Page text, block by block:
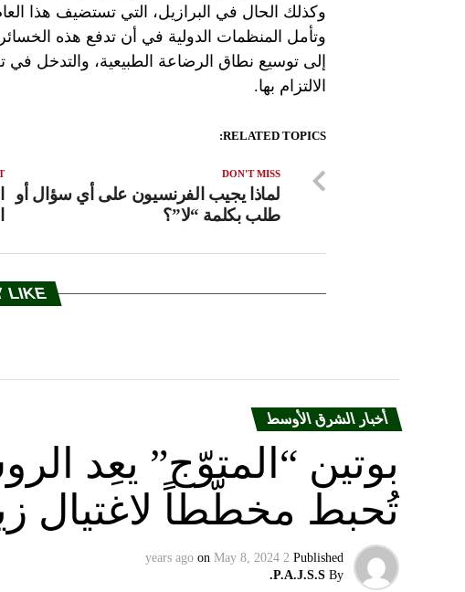
وكذلك الحال في البرازيل، التي تستضيف هذا
وتأمل المنظمات الدولية في أن تدفع هذه
إلى توسيع نطاق الرضاعة الطبيعية، والتدخل
الالتزام بها.
RELATED TOPICS:
DON'T MISS
لماذا يجيب الفرنسيون على أي سؤال أو
طلب بكلمة “لا”؟
LIKE
أخبار الشرق الأوسط
بوتين “المتوّج” يعِد
تُحبط مخطّطاً لاغتيال
Published
2 years ago
on May 8, 2024
By
P.A.J.S.S.